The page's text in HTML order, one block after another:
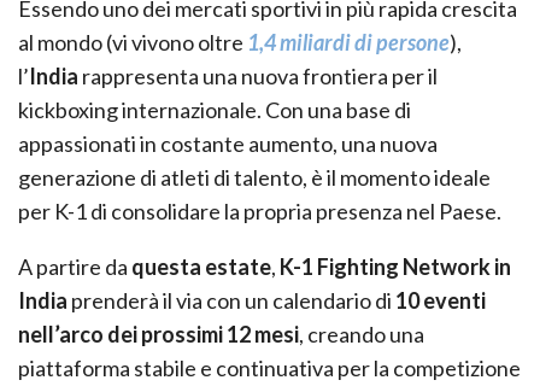
Essendo uno dei mercati sportivi in più rapida crescita
al mondo (vi vivono oltre 1,4 miliardi di persone),
l’India rappresenta una nuova frontiera per il
kickboxing internazionale. Con una base di
appassionati in costante aumento, una nuova
generazione di atleti di talento, è il momento ideale
per K-1 di consolidare la propria presenza nel Paese.
A partire da questa estate, K-1 Fighting Network in
India prenderà il via con un calendario di 10 eventi
nell’arco dei prossimi 12 mesi, creando una
piattaforma stabile e continuativa per la competizione